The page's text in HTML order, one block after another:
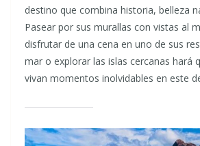
destino que combina historia, belleza
Pasear por sus murallas con vistas al
disfrutar de una cena en uno de sus
mar o explorar las islas cercanas hará
vivan momentos inolvidables en este